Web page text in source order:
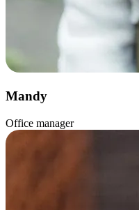
Mandy
Office manager